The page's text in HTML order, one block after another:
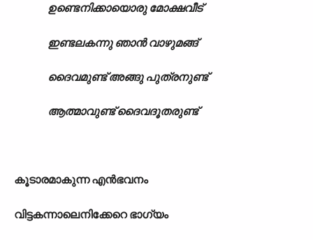
ഉണ്ടെനിക്കായൊരു മോക്ഷവീട്
ഇണ്ടലകന്നു ഞാൻ വാഴുമങ്ങ്
ദൈവമുണ്ട് അങ്ങു പുത്രനുണ്ട്
ആത്മാവുണ്ട് ദൈവദൂതരുണ്ട്
കൂടാരമാകുന്ന എൻഭവനം
വിട്ടകന്നാലെനിക്കേറെ ഭാഗ്യം